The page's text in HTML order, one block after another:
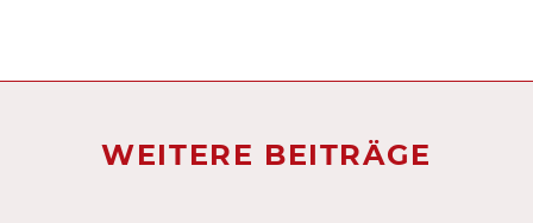
WEITERE BEITRÄGE